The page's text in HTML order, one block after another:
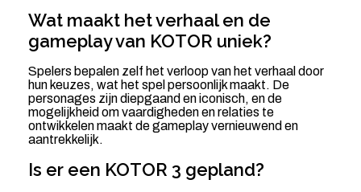
Wat maakt het verhaal en de
gameplay van KOTOR uniek?
Spelers bepalen zelf het verloop van het verhaal door
hun keuzes, wat het spel persoonlijk maakt. De
personages zijn diepgaand en iconisch, en de
mogelijkheid om vaardigheden en relaties te
ontwikkelen maakt de gameplay vernieuwend en
aantrekkelijk.
Is er een KOTOR 3 gepland?